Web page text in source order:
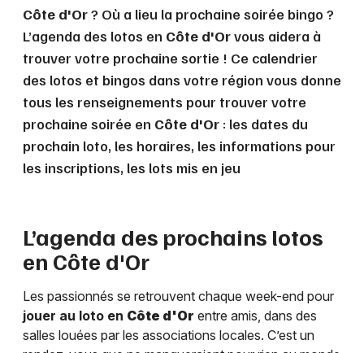
Côte d'Or? Où a lieu la prochaine soirée bingo ?
L’agenda des lotos en Côte d'Orvous aidera à
trouver votre prochaine sortie ! Ce calendrier
des lotos et bingos dans votre région vous donne
tous les renseignements pour trouver votre
prochaine soirée en Côte d'Or : les dates du
prochain loto, les horaires, les informations pour
les inscriptions, les lots mis en jeu
L’agenda des prochains lotos
en Côte d'Or
Les passionnés se retrouvent chaque week-end pour
jouer au loto en Côte d'Or entre amis, dans des
salles louées par les associations locales. C’est un